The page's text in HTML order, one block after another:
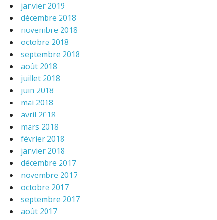
janvier 2019
décembre 2018
novembre 2018
octobre 2018
septembre 2018
août 2018
juillet 2018
juin 2018
mai 2018
avril 2018
mars 2018
février 2018
janvier 2018
décembre 2017
novembre 2017
octobre 2017
septembre 2017
août 2017